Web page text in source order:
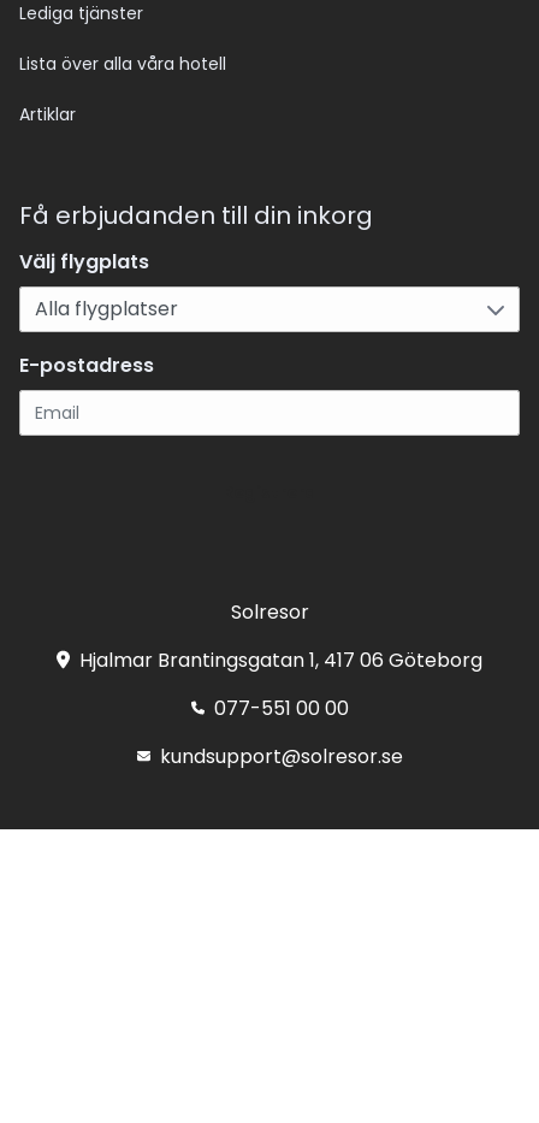
Lediga tjänster
Lista över alla våra hotell
Artiklar
Få erbjudanden till din inkorg
Välj flygplats
E-postadress
Solresor
Hjalmar Brantingsgatan 1, 417 06 Göteborg
077-551 00 00
kundsupport@solresor.se